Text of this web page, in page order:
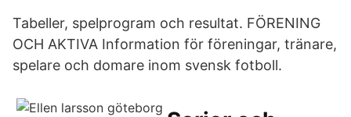
Tabeller, spelprogram och resultat. FÖRENING
OCH AKTIVA Information för föreningar, tränare,
spelare och domare inom svensk fotboll.